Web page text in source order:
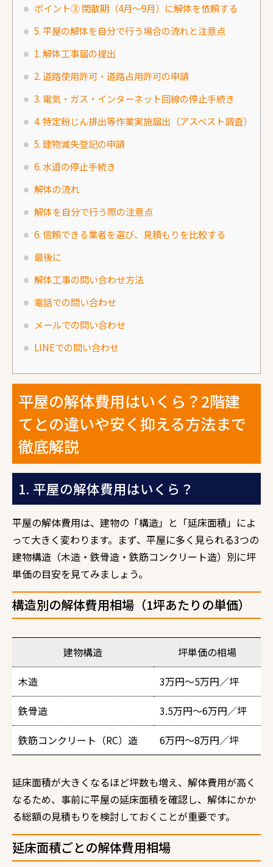
ポイント③ 閑散期（4月～9月）に解体を依頼する
5. 平屋の解体を自分で行う場合の流れと注意点
1. 解体工事届の提出
2. 道路使用許可・道路占用許可の申請
3. 電気・ガス・インターネット回線の停止手続き
4. 特定粉じん排出等作業実施届出（アスベスト調査）
5. 建物滅失登記の申請
6. 水道の停止手続き
解体の流れ
解体を自分で行う際の注意点
6. 信頼できる業者を選び、見積もりを比較する
最後に
解体工事の問い合わせ方法
電話での問い合わせ
メールでの問い合わせ
LINEでの問い合わせ
平屋の解体費用はいくら？2階建
てとの違いや安く抑える方法まで
徹底解説
1. 平屋の解体費用はいくら？
平屋の解体費用は、建物の「構造」と「延床面積」によ
って大きく変わります。まず、平屋に多く見られる3つの
建物構造（木造・鉄骨造・鉄筋コンクリート造）別に坪
単価の目安を見てみましょう。
構造別の解体費用相場（1坪あたりの単価）
建物構造
坪単価の相場
木造
3万円～5万円／坪
鉄骨造
3.5万円～6万円／坪
鉄筋コンクリート（RC）造
6万円～8万円／坪
延床面積が大きくなるほど坪数も増え、解体費用が高く
なるため、事前に平屋の延床面積を確認し、解体にかか
る総額の見積もりを検討しておくことが重要です。
延床面積ごとの解体費用相場